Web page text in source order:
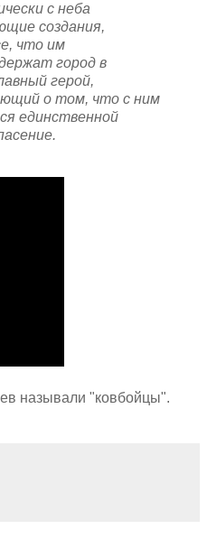
с неба
создания,
что им
город в
герой,
о том, что с ним
единственной
называли "ковбойцы".